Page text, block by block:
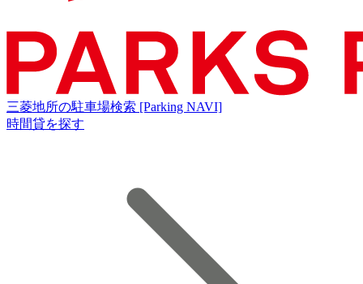
三菱地所の駐車場検索 [Parking NAVI]
時間貸を探す